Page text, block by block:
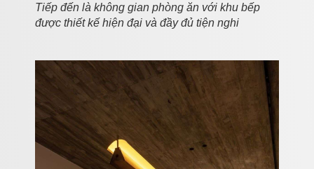
Tiếp đến là không gian phòng ăn với khu bếp
được thiết kế hiện đại và đầy đủ tiện nghi